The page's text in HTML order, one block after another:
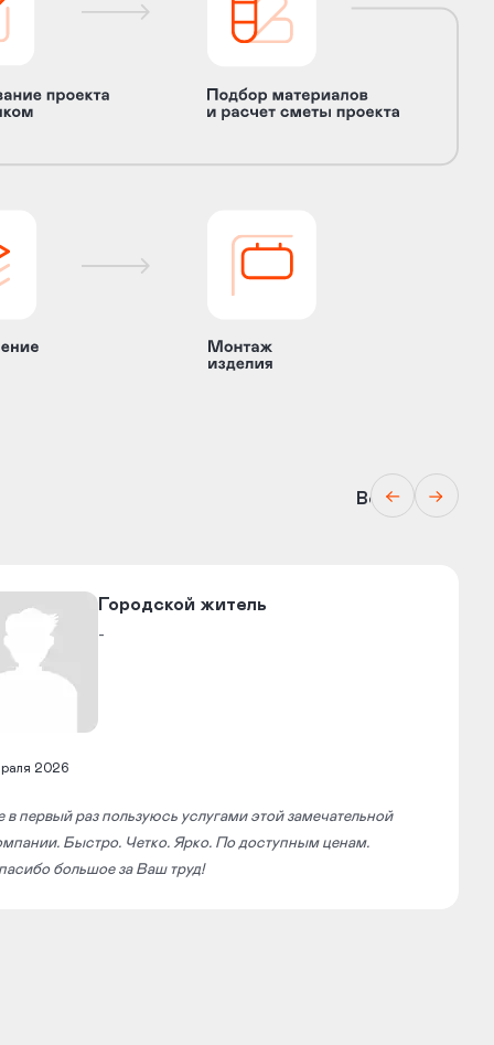
Все отзывы
​Городской житель​
-
2026
в первый раз пользуюсь услугами этой замечательной
Быстро. Четко. Ярко. По доступным ценам.
большое за Ваш труд!